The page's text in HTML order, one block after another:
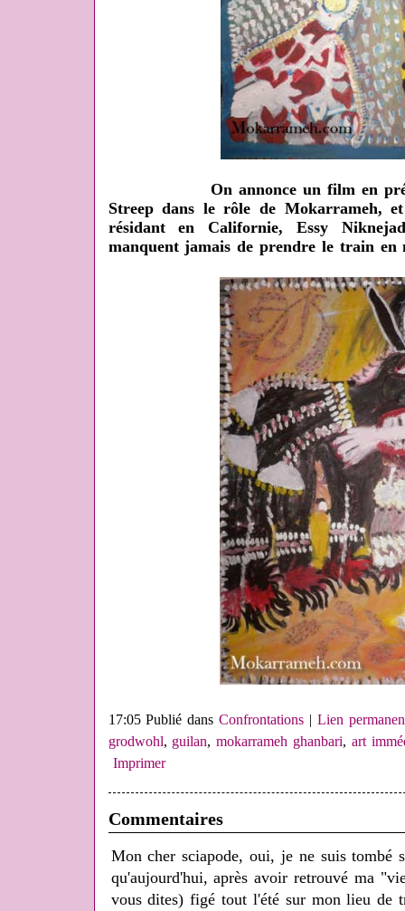
On annonce un film en
Streep dans le rôle de Mokarrameh,
résidant en Californie, Essy
manquent jamais de prendre le train en
17:05 Publié dansConfrontations | Lien
grodwohl, guilan,mokarrameh ghanbari, art
Imprimer
Commentaires
Mon cher sciapode, oui, je ne suis tombé
qu'aujourd'hui, après avoir retrouvé ma
vous dites) figé tout l'été sur mon lieu de